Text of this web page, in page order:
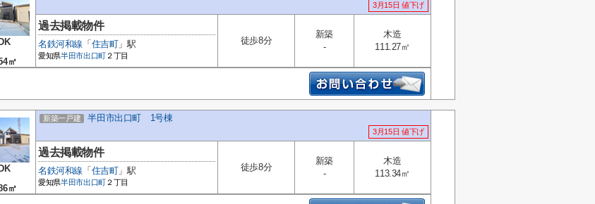
㎡
3月15日 値下げ
過去掲載物件
名鉄河和線 「 住吉町」駅
愛知県半田市出口町 ２丁目
徒歩8分
新築
-
木造
111.27㎡
㎡
新築一戸建 半田市出口町 1号棟
3月15日 値下げ
過去掲載物件
名鉄河和線 「 住吉町」駅
愛知県半田市出口町 ２丁目
徒歩8分
新築
-
木造
113.34㎡